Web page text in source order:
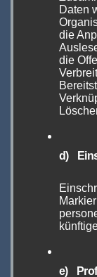
selbst
Einsatz,
Liebe zum
die auch
ohne gute
beliefern
Daten
die
die
d)
e)